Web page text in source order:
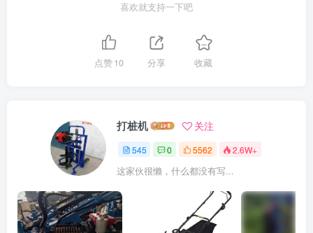
喜欢就支持一下吧
点赞10 分享 收藏
打桩机 关注
545 0 5562 2.6W+
这家伙很懒，什么都没有写...